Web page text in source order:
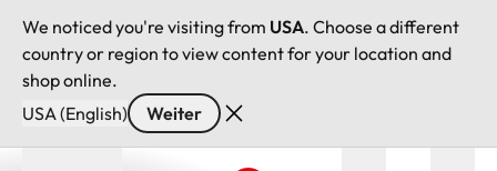
We noticed you're visiting from USA. Choose a different
country or region to view content for your location and
shop online.
USA (English)
Weiter